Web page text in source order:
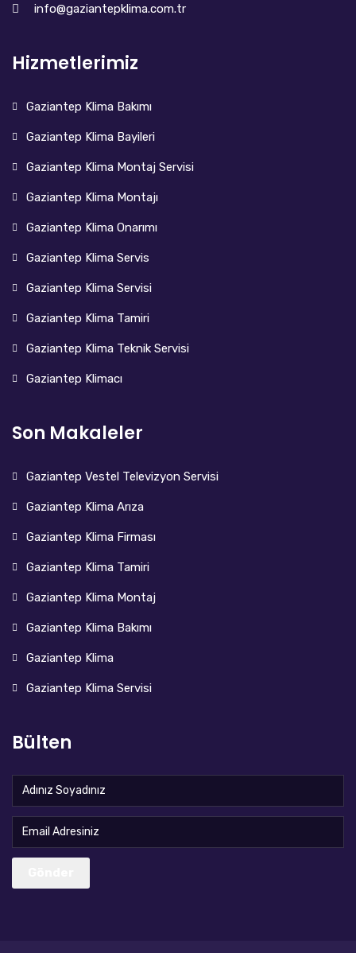
info@gaziantepklima.com.tr
Hizmetlerimiz
Gaziantep Klima Bakımı
Gaziantep Klima Bayileri
Gaziantep Klima Montaj Servisi
Gaziantep Klima Montajı
Gaziantep Klima Onarımı
Gaziantep Klima Servis
Gaziantep Klima Servisi
Gaziantep Klima Tamiri
Gaziantep Klima Teknik Servisi
Gaziantep Klimacı
Son Makaleler
Gaziantep Vestel Televizyon Servisi
Gaziantep Klima Arıza
Gaziantep Klima Firması
Gaziantep Klima Tamiri
Gaziantep Klima Montaj
Gaziantep Klima Bakımı
Gaziantep Klima
Gaziantep Klima Servisi
Bülten